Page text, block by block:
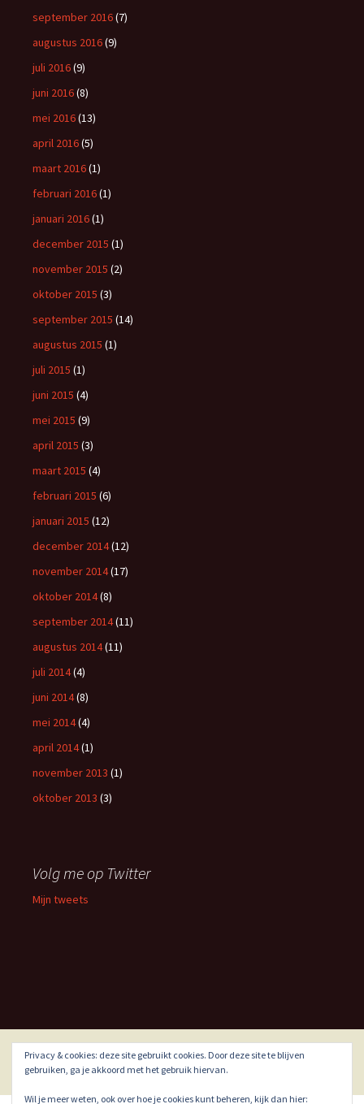
september 2016(7)
augustus 2016(9)
juli 2016(9)
juni 2016(8)
mei 2016(13)
april 2016(5)
maart 2016(1)
februari 2016(1)
januari 2016(1)
december 2015 (1)
november 2015 (2)
oktober 2015 (3)
september 2015 (14)
augustus 2015 (1)
juli 2015 (1)
juni 2015 (4)
mei 2015 (9)
april 2015 (3)
maart 2015 (4)
februari 2015 (6)
januari 2015 (12)
december 2014(12)
november 2014(17)
oktober 2014(8)
september 2014(11)
augustus 2014(11)
juli 2014(4)
juni 2014(8)
mei 2014(4)
april 2014(1)
november 2013 (1)
oktober 2013 (3)
Volg me op Twitter
Mijn tweets
Ondersteund door WordPress
Privacy & cookies: deze site gebruikt cookies. Door deze site te blijven
gebruiken, ga je akkoord met het gebruik hiervan.
Wil je meer weten, ook over hoe je cookies kunt beheren, kijk dan hier: